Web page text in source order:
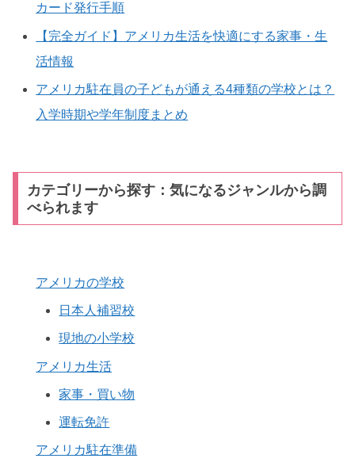
カード発行手順
【完全ガイド】アメリカ生活を快適にする家事・生
活情報
アメリカ駐在員の子どもが通える4種類の学校とは？
入学時期や学年制度まとめ
カテゴリーから探す：気になるジャンルから調
べられます
アメリカの学校
日本人補習校
現地の小学校
アメリカ生活
家事・買い物
運転免許
アメリカ駐在準備